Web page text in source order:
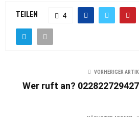
TEILEN 4
VORHERIGER
Wer ruft an?